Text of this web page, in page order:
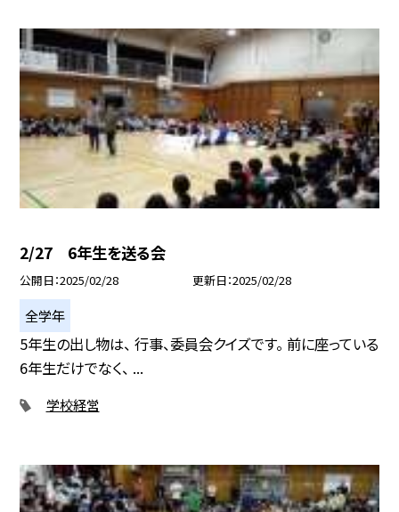
2/27 6年生を送る会
公開日 2025/02/28 更新日 2025/02/28
全学年
5年生の出し物は、 行事、委員会クイズです。 前に座っている
6年生だけでなく、 ...
学校経営